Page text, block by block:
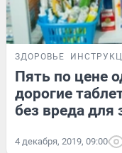
ЗДОРОВЬЕ
Пять по цене
дорогие
без вреда для
4 декабря, 2019, 09:00